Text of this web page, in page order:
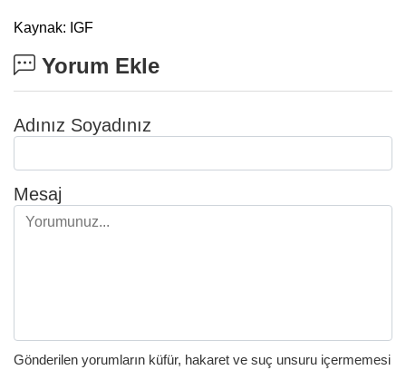
Kaynak: IGF
Yorum Ekle
Adınız Soyadınız
Mesaj
Gönderilen yorumların küfür, hakaret ve suç unsuru içermemesi